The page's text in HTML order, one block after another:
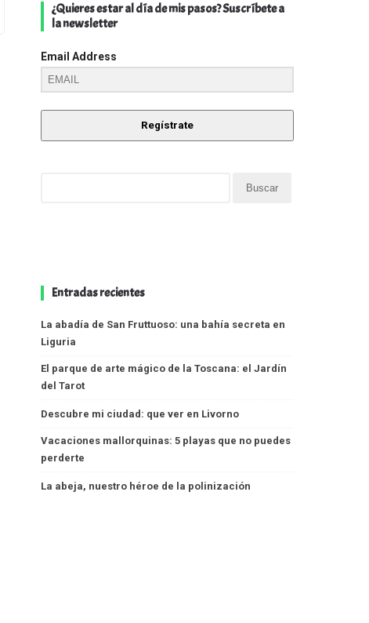
¿Quieres estar al día de mis pasos? Suscríbete a
la newsletter
Email Address
Regístrate
Entradas recientes
La abadía de San Fruttuoso: una bahía secreta en
Liguria
El parque de arte mágico de la Toscana: el Jardín
del Tarot
Descubre mi ciudad: que ver en Livorno
Vacaciones mallorquinas: 5 playas que no puedes
perderte
La abeja, nuestro héroe de la polinización